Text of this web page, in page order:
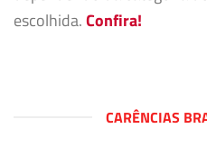
escolhida.Confira!
CARÊNCIAS